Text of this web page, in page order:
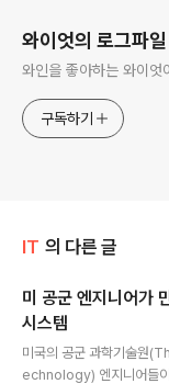
와이엇의 로그파일
와인을 좋아하는 와이엇
구독하기
IT 의 다른 글
미 공군 엔지니어가
시스템
미국의 공군 과학기술
echnology) 엔지니어들